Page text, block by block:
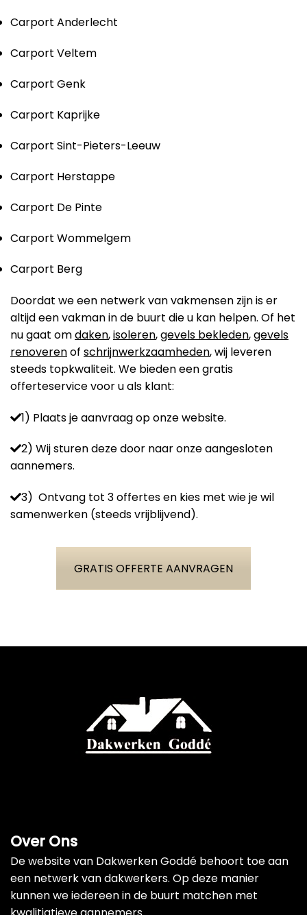
Carport Anderlecht
Carport Veltem
Carport Genk
Carport Kaprijke
Carport Sint-Pieters-Leeuw
Carport Herstappe
Carport De Pinte
Carport Wommelgem
Carport Berg
Doordat we een netwerk van vakmensen zijn is er
altijd een vakman in de buurt die u kan helpen. Of het
nu gaat omdaken,isoleren,gevels bekleden,gevels
renoverenof schrijnwerkzaamheden, wij leveren
steeds topkwaliteit. We bieden een gratis
offerteservice voor u als klant:
1) Plaats je aanvraag op onze website.
2) Wij sturen deze door naar onze aangesloten
aannemers.
3) Ontvang tot 3 offertes en kies met wie je wil
samenwerken (steeds vrijblijvend).
GRATIS OFFERTE AANVRAGEN
Over Ons
De website van Dakwerken Goddé behoort toe aan
een netwerk van dakwerkers. Op deze manier
kunnen we iedereen in de buurt matchen met